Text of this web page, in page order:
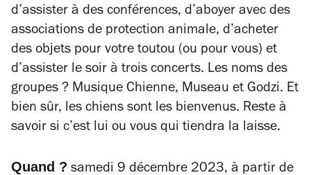
d’assister à des conférences, d’aboyer avec des
associations de protection animale, d’acheter
des objets pour votre toutou (ou pour vous) et
d’assister le soir à trois concerts. Les noms des
groupes ? Musique Chienne, Museau et Godzi. Et
bien sûr, les chiens sont les bienvenus. Reste à
savoir si c’est lui ou vous qui tiendra la laisse.
Quand ? samedi 9 décembre 2023, à partir de